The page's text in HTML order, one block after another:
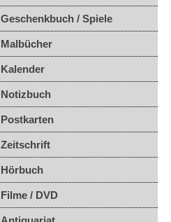
Geschenkbuch / Spiele
Malbücher
Kalender
Notizbuch
Postkarten
Zeitschrift
Hörbuch
Filme / DVD